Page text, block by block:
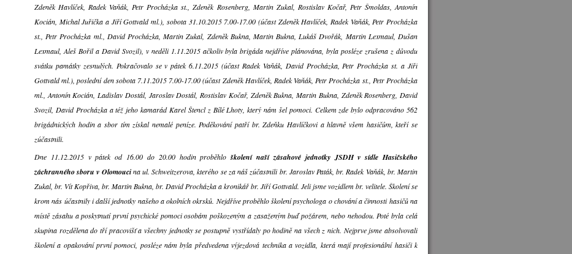
Zdeněk Havlíček, Radek Vaňák, Petr Procházka st., Zdeněk Rosenberg, Martin Zukal, Rostislav Kočař, Petr Šmoldas, Antonín
Kocián, Michal Juřička a Jiří Gottvald ml.), sobota 31.10.2015 7.00-17.00 (účast Zdeněk Havlíček, Radek Vaňák, Petr Procházka
st., Petr Procházka ml., David Procházka, Martin Zukal, Zdeněk Bukna, Martin Bukna, Lukáš Dvořák, Martin Lexmaul, Dušan
Lexmaul, Aleš Bořil a David Svozil), v neděli 1.11.2015 ačkoliv byla brigáda nejdříve plánována, byla posléze zrušena z důvodu
svátku památky zesnulých. Pokračovalo se v pátek 6.11.2015 (účast Radek Vaňák, David Procházka, Petr Procházka st. a Jiří
Gottvald ml.), poslední den sobota 7.11.2015 7.00-17.00 (účast Zdeněk Havlíček, Radek Vaňák, Petr Procházka st., Petr Procházka
ml., Antonín Kocián, Ladislav Dostál, Jaroslav Dostál, Rostislav Kočař, Zdeněk Bukna, Martin Bukna, Zdeněk Rosenberg, David
Svozil, David Procházka a též jeho kamarád Karel Štencl z Bílé Lhoty, který nám šel pomoci. Celkem zde bylo odpracováno 562
brigádnických hodin a sbor tím získal nemalé peníze. Poděkování patří br. Zdeňku Havlíčkovi a hlavně všem hasičům, kteří se
zúčastnili.
Dne 11.12.2015 v pátek od 16.00 do 20.00 hodin proběhloškolení naší zásahové jednotky JSDH v sídle Hasičského
záchranného sboru v Olomoucina ul. Schweitzerova, kterého se za náš zúčastnili br. Jaroslav Paták, br. Radek Vaňák, br. Martin
Zukal, br. Vít Kopřiva, br. Martin Bukna, br. David Procházka a kronikář br. Jiří Gottvald. Jeli jsme vozidlem br. velitele. Školení se
krom nás účastnily i další jednotky našeho a okolních okrsků. Nejdříve proběhlo školení psychologa o chování a činnosti hasičů na
místě zásahu a poskytnutí první psychické pomoci osobám poškozeným a zasaženým buď požárem, nebo nehodou. Poté byla celá
skupina rozdělena do tří pracovišť a všechny jednotky se postupně vystřídaly po hodině na všech z nich. Nejprve jsme absolvovali
školení a opakování první pomoci, posléze nám byla předvedena výjezdová technika a vozidla, která mají profesionální hasiči k